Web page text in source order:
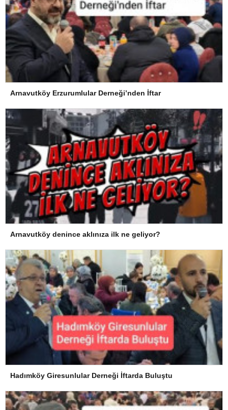
Arnavutköy Erzurumlular Derneği’nden İftar
Arnavutköy denince aklınıza ilk ne geliyor?
Hadımköy Giresunlular Derneği İftarda Buluştu